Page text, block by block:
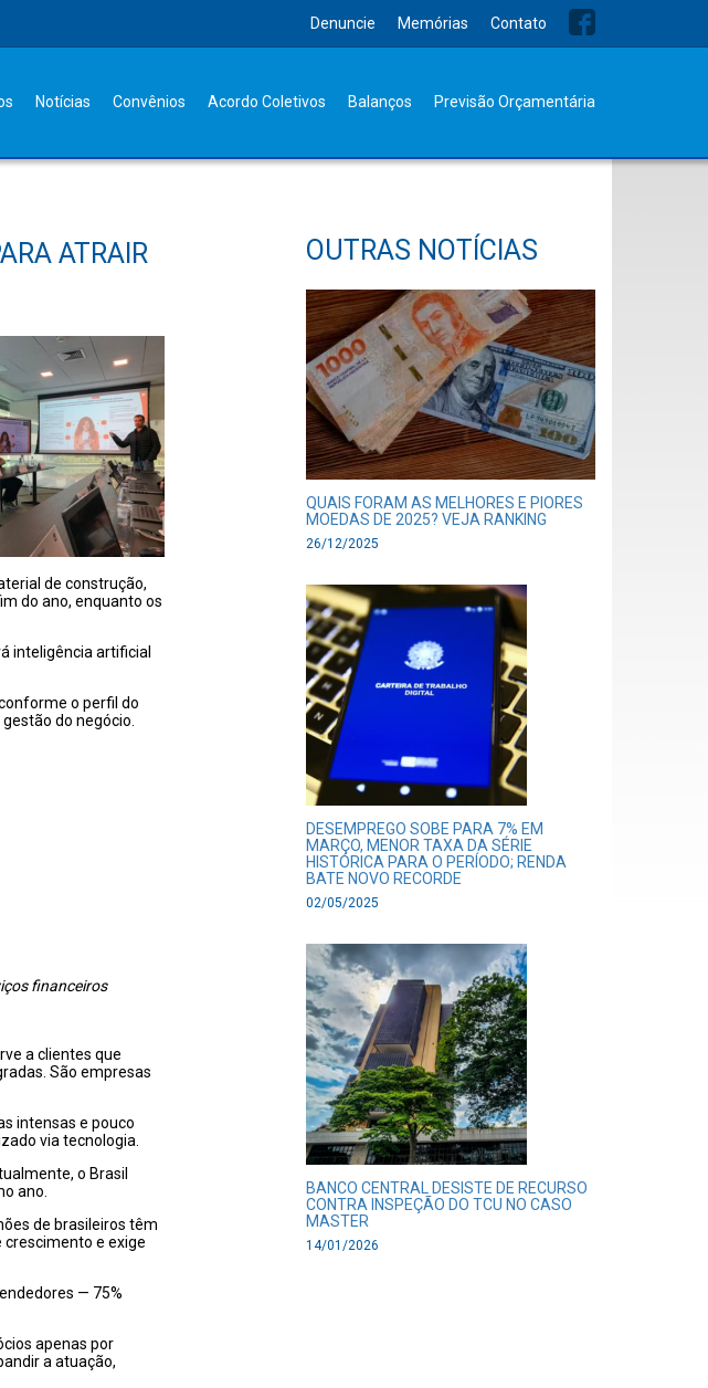
Denuncie Memórias Contato
Notícias Convênios Acordo Coletivos Balanços Previsão Orçamentária
ATRAIR
de construção,
do ano, enquanto os
inteligência artificial
o perfil do
do negócio.
financeiros
a clientes que
São empresas
intensas e pouco
via tecnologia.
o Brasil
ano.
de brasileiros têm
crescimento e exige
— 75%
apenas por
a atuação,
OUTRAS NOTÍCIAS
QUAIS FORAM AS MELHORES E PIORES
MOEDAS DE 2025? VEJA RANKING
26/12/2025
DESEMPREGO SOBE PARA 7% EM
MARÇO, MENOR TAXA DA SÉRIE
HISTÓRICA PARA O PERÍODO; RENDA
BATE NOVO RECORDE
02/05/2025
BANCO CENTRAL DESISTE DE RECURSO
CONTRA INSPEÇÃO DO TCU NO CASO
MASTER
14/01/2026